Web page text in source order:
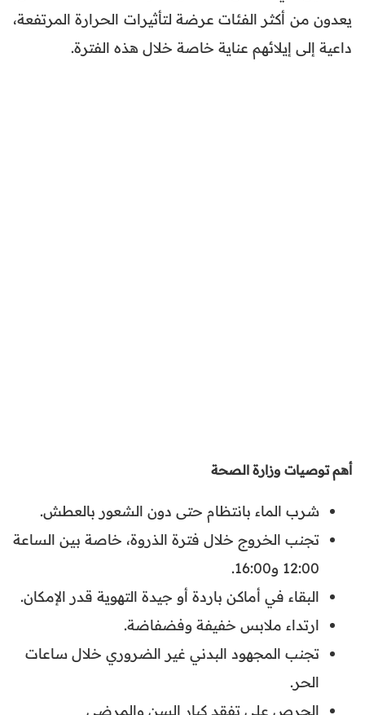
يعدون من أكثر الفئات عرضة لتأثيرات الحرارة المرتفعة،
داعية إلى إيلائهم عناية خاصة خلال هذه الفترة.
أهم توصيات وزارة الصحة
شرب الماء بانتظام حتى دون الشعور بالعطش.
تجنب الخروج خلال فترة الذروة، خاصة بين الساعة
12:00 و16:00.
البقاء في أماكن باردة أو جيدة التهوية قدر الإمكان.
ارتداء ملابس خفيفة وفضفاضة.
تجنب المجهود البدني غير الضروري خلال ساعات
الحر.
الحرص على تفقد كبار السن والمرضى